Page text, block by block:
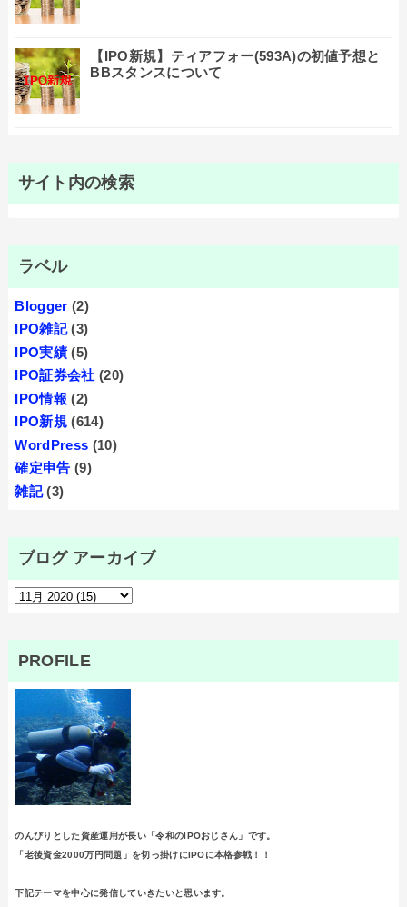
【IPO新規】ティアフォー(593A)の初値予想と
BBスタンスについて
サイト内の検索
ラベル
Blogger (2)
IPO雑記 (3)
IPO実績 (5)
IPO証券会社 (20)
IPO情報 (2)
IPO新規 (614)
WordPress (10)
確定申告 (9)
雑記 (3)
ブログ アーカイブ
PROFILE
のんびりとした資産運用が長い「令和のIPOおじさん」です。
「老後資金2000万円問題」を切っ掛けにIPOに本格参戦！！
下記テーマを中心に発信していきたいと思います。